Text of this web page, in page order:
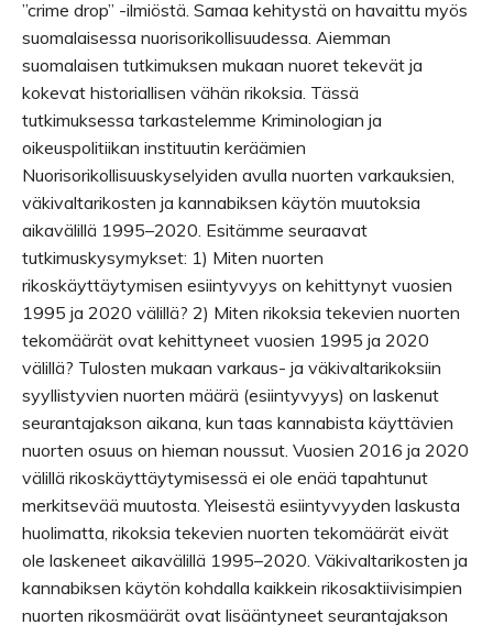
”crime drop” -ilmiöstä. Samaa kehitystä on havaittu myös
suomalaisessa nuorisorikollisuudessa. Aiemman
suomalaisen tutkimuksen mukaan nuoret tekevät ja
kokevat historiallisen vähän rikoksia. Tässä
tutkimuksessa tarkastelemme Kriminologian ja
oikeuspolitiikan instituutin keräämien
Nuorisorikollisuuskyselyiden avulla nuorten varkauksien,
väkivaltarikosten ja kannabiksen käytön muutoksia
aikavälillä 1995–2020. Esitämme seuraavat
tutkimuskysymykset: 1) Miten nuorten
rikoskäyttäytymisen esiintyvyys on kehittynyt vuosien
1995 ja 2020 välillä? 2) Miten rikoksia tekevien nuorten
tekomäärät ovat kehittyneet vuosien 1995 ja 2020
välillä? Tulosten mukaan varkaus- ja väkivaltarikoksiin
syyllistyvien nuorten määrä (esiintyvyys) on laskenut
seurantajakson aikana, kun taas kannabista käyttävien
nuorten osuus on hieman noussut. Vuosien 2016 ja 2020
välillä rikoskäyttäytymisessä ei ole enää tapahtunut
merkitsevää muutosta. Yleisestä esiintyvyyden laskusta
huolimatta, rikoksia tekevien nuorten tekomäärät eivät
ole laskeneet aikavälillä 1995–2020. Väkivaltarikosten ja
kannabiksen käytön kohdalla kaikkein rikosaktiivisimpien
nuorten rikosmäärät ovat lisääntyneet seurantajakson